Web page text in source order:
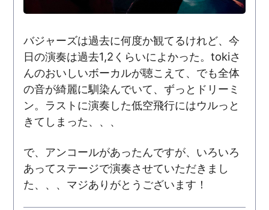
バジャーズは過去に何度か観てるけれど、今
日の演奏は過去1,2くらいによかった。tokiさ
んのおいしいボーカルが聴こえて、でも全体
の音が綺麗に馴染んでいて、ずっとドリーミ
ン。ラストに演奏した低空飛行にはウルっと
きてしまった、、、
で、アンコールがあったんですが、いろいろ
あってステージで演奏させていただきまし
た、、、マジありがとうございます！